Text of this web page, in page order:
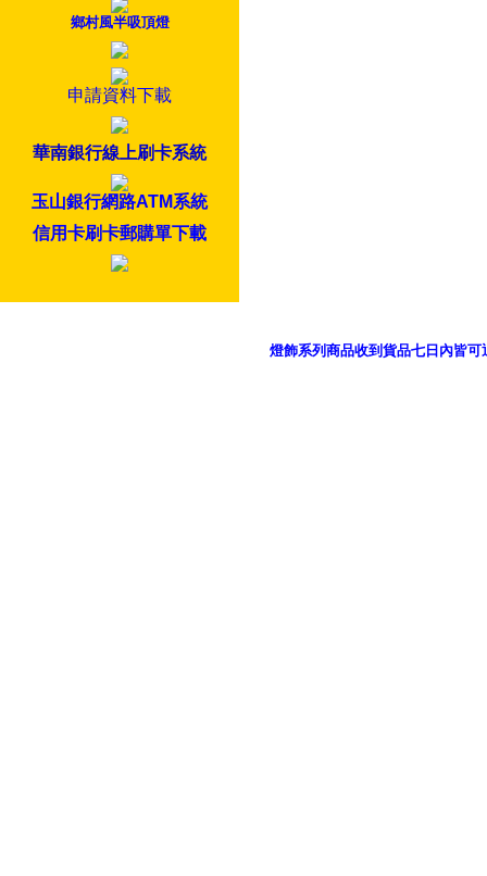
鄉村風半吸頂燈
申請資料下載
華南銀行線上刷卡系統
玉山銀行網路ATM系統
信用卡刷卡郵購單下載
燈飾系列商品收到貨品七日內皆